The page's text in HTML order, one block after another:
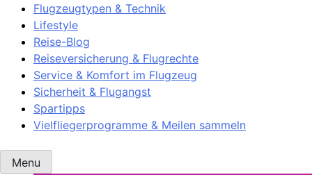
Flugzeugtypen & Technik
Lifestyle
Reise-Blog
Reiseversicherung & Flugrechte
Service & Komfort im Flugzeug
Sicherheit & Flugangst
Spartipps
Vielfliegerprogramme & Meilen sammeln
Menu